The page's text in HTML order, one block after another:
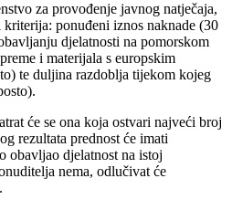
za provođenje javnog natječaja,
kriterija: ponuđeni iznos naknade (30
djelatnosti na pomorskom
i materijala s europskim
te duljina razdoblja tijekom kojeg
će se ona koja ostvari najveći broj
rezultata prednost će imati
obavljao djelatnost na istoj
nema, odlučivat će